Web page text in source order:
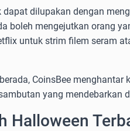
dilupakan dengan
boleh mengejutkan orang
untuk strim filem seram
CoinsBee menghantar
yang mendebarkan
Halloween